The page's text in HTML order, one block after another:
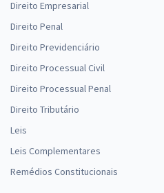
Direito Empresarial
Direito Penal
Direito Previdenciário
Direito Processual Civil
Direito Processual Penal
Direito Tributário
Leis
Leis Complementares
Remédios Constitucionais